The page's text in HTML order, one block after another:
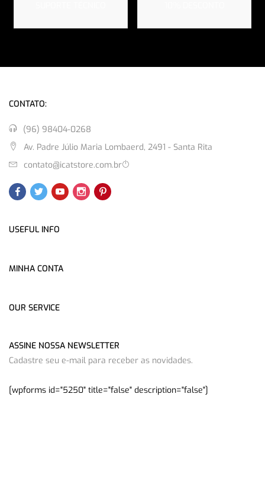
CONTATO:
(96) 98404-0268
Av. Padre Júlio Maria Lombaerd, 2491 - Santa Rita
contato@icatstore.com.br
USEFUL INFO
MINHA CONTA
OUR SERVICE
ASSINE NOSSA NEWSLETTER
Cadastre seu e-mail para receber as novidades.
[wpforms id="5250" title="false" description="false"]